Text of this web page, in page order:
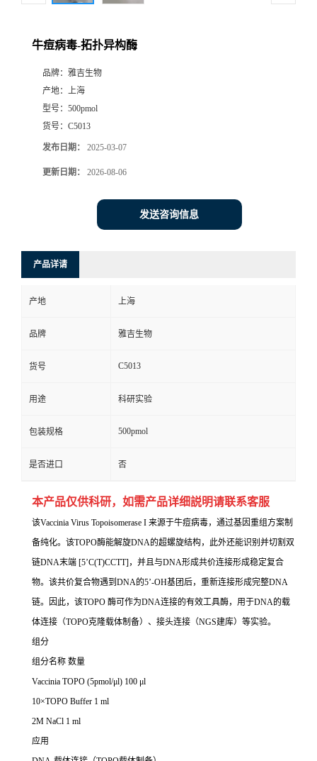
牛痘病毒-拓扑异构酶
品牌： 雅吉生物
产地： 上海
型号： 500pmol
货号： C5013
发布日期： 2025-03-07
更新日期： 2026-08-06
发送咨询信息
产品详请
产地 上海
品牌 雅吉生物
货号 C5013
用途 科研实验
包装规格 500pmol
是否进口 否
本产品仅供科研，如需产品详细説明请联系客服
该Vaccinia Virus Topoisomerase I 来源于牛痘病毒，通过基因重组方案制
备纯化。该TOPO酶能解旋DNA的超螺旋结构，此外还能识别并切割双
链DNA末端 [5’C(T)CCTT]，并且与DNA形成共价连接形成稳定复合
物。该共价复合物遇到DNA的5’-OH基团后，重新连接形成完整DNA
链。因此，该TOPO 酶可作为DNA连接的有效工具酶，用于DNA的载
体连接（TOPO克隆载体制备）、接头连接（NGS建库）等实验。
组分
组分名称 数量
Vaccinia TOPO (5pmol/μl) 100 μl
10×TOPO Buffer 1 ml
2M NaCl 1 ml
应用